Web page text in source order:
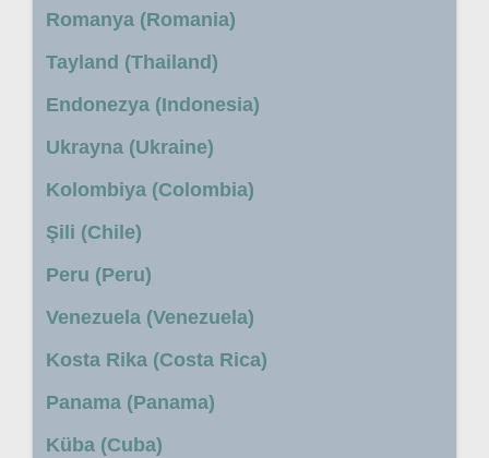
Romanya (Romania)
Tayland (Thailand)
Endonezya (Indonesia)
Ukrayna (Ukraine)
Kolombiya (Colombia)
Şili (Chile)
Peru (Peru)
Venezuela (Venezuela)
Kosta Rika (Costa Rica)
Panama (Panama)
Küba (Cuba)